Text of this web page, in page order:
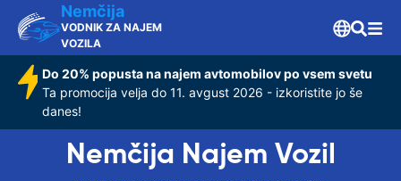
Nemčija
VODNIK ZA NAJEM
VOZILA
Do 20% popusta na najem avtomobilov po vsem svetu
Ta promocija velja do 11. avgust 2026 - izkoristite jo še
danes!
Nemčija Najem Vozil